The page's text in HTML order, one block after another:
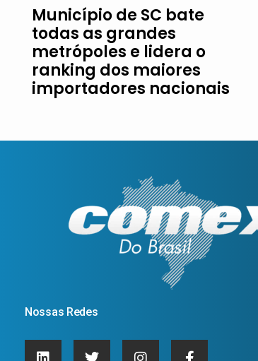
Município de SC bate
todas as grandes
metrópoles e lidera o
ranking dos maiores
importadores nacionais
Nossas Redes